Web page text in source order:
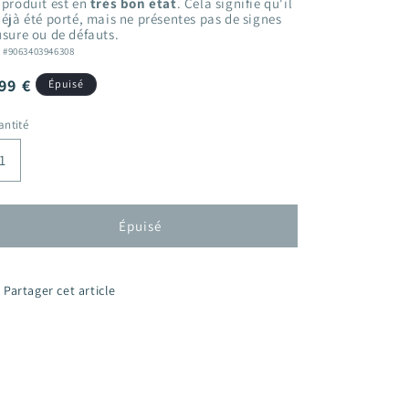
produit est en très bon état. Cela signifie qu'il
été porté, mais ne présentes pas de signes
ou de défauts.
#9063403946308
€ Épuisé
Épuisé
Partager cet article